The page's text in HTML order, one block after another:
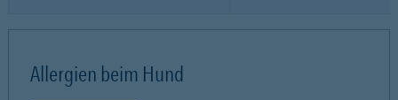
Allergien beim Hund